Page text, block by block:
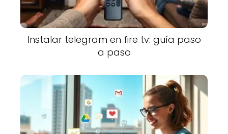
Instalar telegram en fire tv: guía paso
a paso